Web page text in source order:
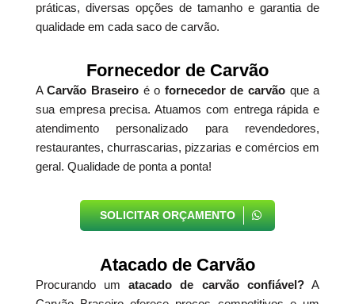
práticas, diversas opções de tamanho e garantia de
qualidade em cada saco de carvão.
Fornecedor de Carvão
ACarvão Braseiro é o fornecedor de carvão que a
sua empresa precisa. Atuamos com entrega rápida e
atendimento personalizado para revendedores,
restaurantes, churrascarias, pizzarias e comércios em
geral. Qualidade de ponta a ponta!
SOLICITAR ORÇAMENTO
Atacado de Carvão
Procurando umatacado de carvão confiável?A